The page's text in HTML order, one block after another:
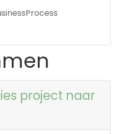
project naar